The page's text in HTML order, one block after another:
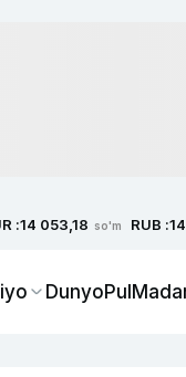
:14 053,18 so'm RUB :
DunyoPul